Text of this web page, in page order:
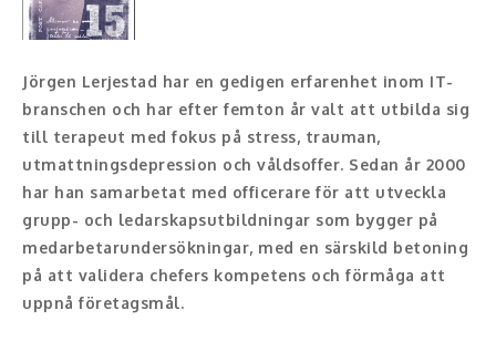
Moderator
Workshopledare, facilitator
Radio och TV-profiler
Underhållning och event
Event
Humoristiska föredrag
Jörgen Lerjestad har en gedigen erfarenhet inom IT-
branschen och har efter femton år valt att utbilda sig
till terapeut med fokus på stress, trauman,
utmattningsdepression och våldsoffer. Sedan år 2000
har han samarbetat med officerare för att utveckla
grupp- och ledarskapsutbildningar som bygger på
medarbetarundersökningar, med en särskild betoning
på att validera chefers kompetens och förmåga att
uppnå företagsmål.